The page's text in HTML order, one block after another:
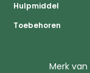
Hulpmiddel
Toebehoren
Merk